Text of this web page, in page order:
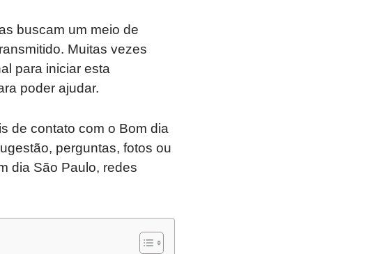
buscam um meio de
Muitas vezes
para iniciar esta
poder ajudar.
de contato com o Bom dia
perguntas, fotos ou
dia São Paulo, redes